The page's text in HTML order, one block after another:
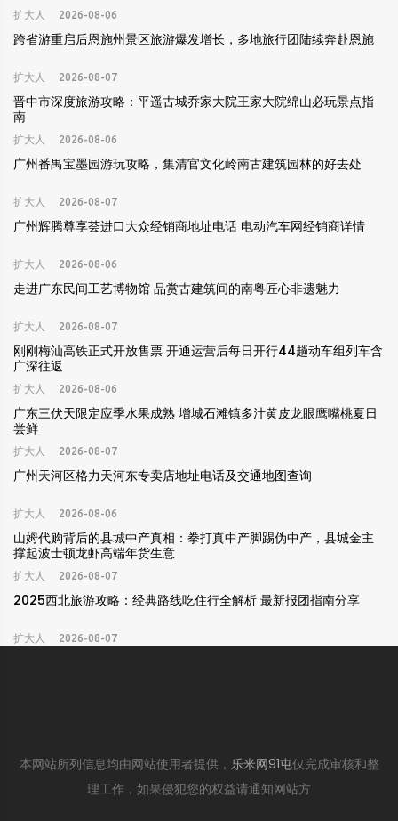
扩大人 2026-08-06
跨省游重启后恩施州景区旅游爆发增长，多地旅行团陆续奔赴恩施
扩大人 2026-08-07
晋中市深度旅游攻略：平遥古城乔家大院王家大院绵山必玩景点指
南
扩大人 2026-08-06
广州番禺宝墨园游玩攻略，集清官文化岭南古建筑园林的好去处
扩大人 2026-08-07
广州辉腾尊享荟进口大众经销商地址电话 电动汽车网经销商详情
扩大人 2026-08-06
走进广东民间工艺博物馆 品赏古建筑间的南粤匠心非遗魅力
扩大人 2026-08-07
刚刚梅汕高铁正式开放售票 开通运营后每日开行44趟动车组列车含
广深往返
扩大人 2026-08-06
广东三伏天限定应季水果成熟 增城石滩镇多汁黄皮龙眼鹰嘴桃夏日
尝鲜
扩大人 2026-08-07
广州天河区格力天河东专卖店地址电话及交通地图查询
扩大人 2026-08-06
山姆代购背后的县城中产真相：拳打真中产脚踢伪中产，县城金主
撑起波士顿龙虾高端年货生意
扩大人 2026-08-07
2025西北旅游攻略：经典路线吃住行全解析 最新报团指南分享
扩大人 2026-08-07
本网站所列信息均由网站使用者提供， 乐米网91屯仅完成审核和整
理工作，如果侵犯您的权益请通知网站方